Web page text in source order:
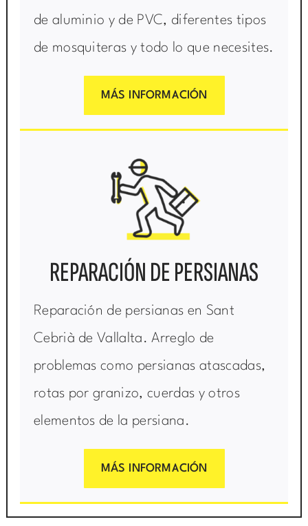
de aluminio y de PVC, diferentes tipos
de mosquiteras y todo lo que necesites.
MÁS INFORMACIÓN
REPARACIÓN DE PERSIANAS
Reparación de persianas en Sant
Cebrià de Vallalta. Arreglo de
problemas como persianas atascadas,
rotas por granizo, cuerdas y otros
elementos de la persiana.
MÁS INFORMACIÓN